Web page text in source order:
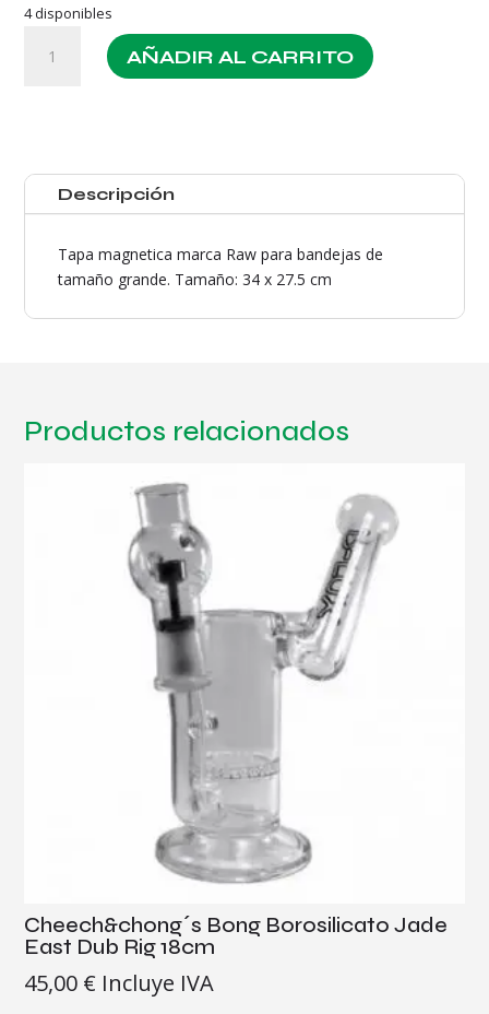
4 disponibles
Imantada
AÑADIR AL CARRITO
Descripción
Tapa magnetica marca Raw para bandejas de
tamaño grande. Tamaño: 34 x 27.5 cm
Productos relacionados
Cheech&chong´s Bong Borosilicato Jade
East Dub Rig 18cm
45,00 € Incluye IVA